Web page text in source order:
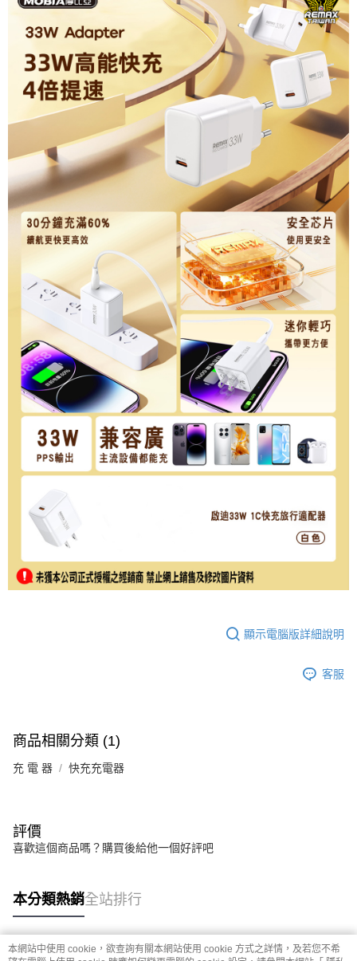
顯示電腦版詳細說明
客服
商品相關分類 (1)
充 電 器 快充充電器
評價
喜歡這個商品嗎？購買後給他一個好評吧
本分類熱銷全站排行
本網站中使用 cookie，欲查詢有關本網站使用 cookie 方式之詳情，及若您不希